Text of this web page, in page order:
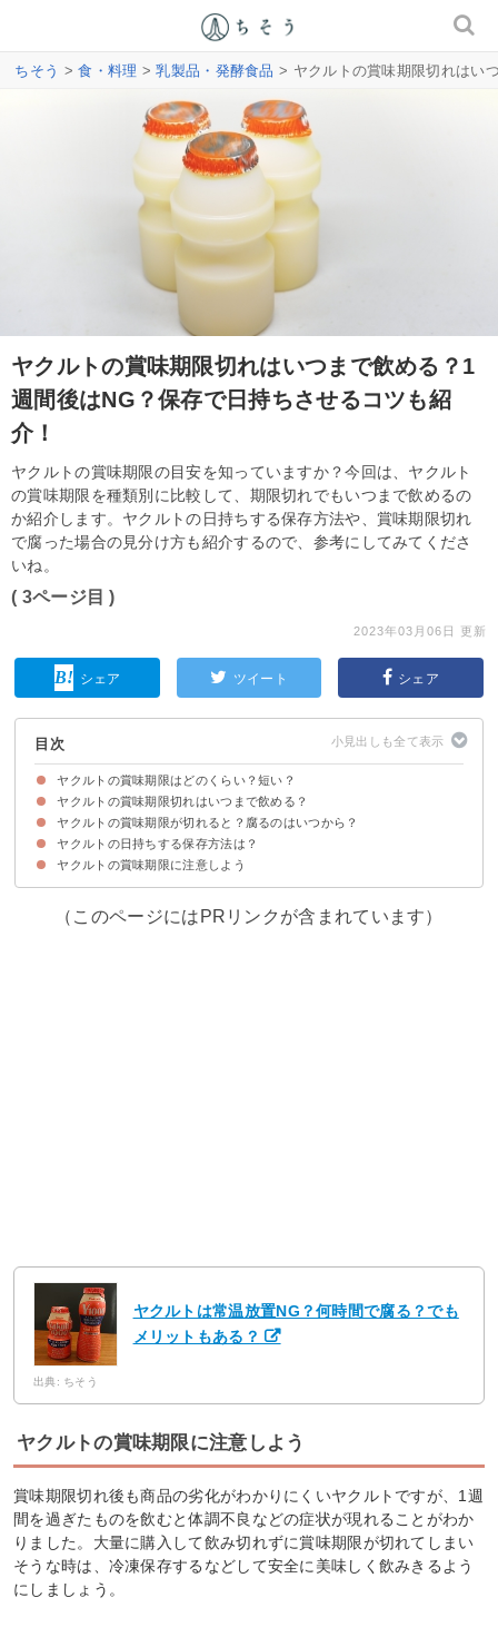
ちそう >食・料理 >乳製品・発酵食品 > ヤクルトの賞味期限切れはい
ヤクルトの賞味期限切れはいつまで飲める？1
週間後はNG？保存で日持ちさせるコツも紹
介！
ヤクルトの賞味期限の目安を知っていますか？今回は、ヤクルト
の賞味期限を種類別に比較して、期限切れでもいつまで飲めるの
か紹介します。ヤクルトの日持ちする保存方法や、賞味期限切れ
で腐った場合の見分け方も紹介するので、参考にしてみてくださ
いね。
( 3ページ目 )
2023年03月06日 更新
シェア ツイート シェア
目次
ヤクルトの賞味期限はどのくらい？短い？
ヤクルトの種類別の賞味期限
ヤクルトの賞味期限切れはいつまで飲める？
賞味期限の定義
腐っていなければ飲めるが乳酸菌が死滅する
ヤクルトの賞味期限が切れると？腐るのはいつから？
①賞味期限が切れて1日〜2日後
②賞味期限が切れて3日〜5後
③賞味期限が切れて1週間後
④賞味期限が切れて2週間後
ヤクルトが腐って飲めない状態を整理
ヤクルトの日持ちする保存方法は？
①冷蔵保存
②冷凍保存
常温保存はおすすめしない
ヤクルトの賞味期限に注意しよう
（このページにはPRリンクが含まれています）
ヤクルトは常温放置NG？何時間で腐る？でも
メリットもある？
出典: ちそう
ヤクルトの賞味期限に注意しよう
賞味期限切れ後も商品の劣化がわかりにくいヤクルトですが、1週
間を過ぎたものを飲むと体調不良などの症状が現れることがわか
りました。大量に購入して飲み切れずに賞味期限が切れてしまい
そうな時は、冷凍保存するなどして安全に美味しく飲みきるよう
にしましょう。